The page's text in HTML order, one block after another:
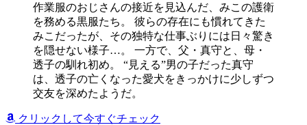
作業服のおじさんの接近を見込んだ、みこの護衛
を務める黒服たち。 彼らの存在にも慣れてきた
みこだったが、その独特な仕事ぶりには日々驚き
を隠せない様子…。 一方で、父・真守と、母・
透子の馴れ初め。 “見える”男の子だった真守
は、透子の亡くなった愛犬をきっかけに少しずつ
交友を深めたようだ。
クリックして今すぐチェック